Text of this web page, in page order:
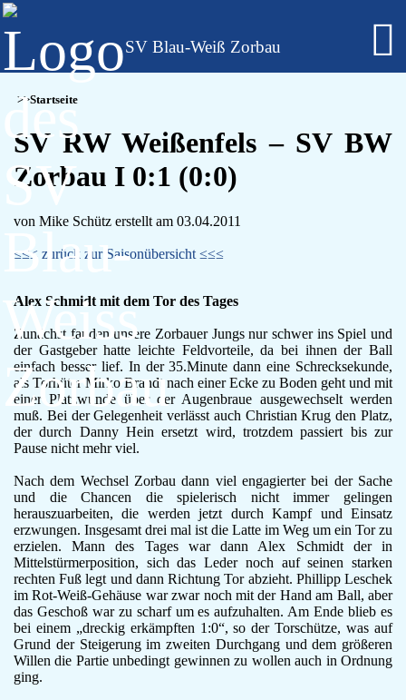
Alte Herren
Regionalklasse 4 - Sachsen-Anhalt
A-Jugend
C-Jugend
D-Jugend
E-Jugend
F-Jugend
Läufergruppe
Verein
Aktuelles
Spielstätte
Stadionordnung
Kontakt
Vereinsgeschichte
Dokumente
Rechtliches
Datenschutz
SV Blau-Weiß Zorbau
Startseite
SV RW Weißenfels – SV BW
Zorbau I 0:1 (0:0)
von Mike Schütz erstellt am 03.04.2011
≤≤≤ zurück zur Saisonübersicht ≤≤≤
Alex Schmidt mit dem Tor des Tages
Zunächst fanden unsere Zorbauer Jungs nur schwer ins Spiel und
der Gastgeber hatte leichte Feldvorteile, da bei ihnen der Ball
einfach besser lief. In der 35.Minute dann eine Schrecksekunde,
als Torhüter Mirko Brandt nach einer Ecke zu Boden geht und mit
einer Platzwunde über der Augenbraue ausgewechselt werden
muß. Bei der Gelegenheit verlässt auch Christian Krug den Platz,
der durch Danny Hein ersetzt wird, trotzdem passiert bis zur
Pause nicht mehr viel.
Nach dem Wechsel Zorbau dann viel engagierter bei der Sache
und die Chancen die spielerisch nicht immer gelingen
herauszuarbeiten, die werden jetzt durch Kampf und Einsatz
erzwungen. Insgesamt drei mal ist die Latte im Weg um ein Tor zu
erzielen. Mann des Tages war dann Alex Schmidt der in
Mittelstürmerposition, sich das Leder noch auf seinen starken
rechten Fuß legt und dann Richtung Tor abzieht. Phillipp Leschek
im Rot-Weiß-Gehäuse war zwar noch mit der Hand am Ball, aber
das Geschoß war zu scharf um es aufzuhalten. Am Ende blieb es
bei einem „dreckig erkämpften 1:0“, so der Torschütze, was auf
Grund der Steigerung im zweiten Durchgang und dem größeren
Willen die Partie unbedingt gewinnen zu wollen auch in Ordnung
ging.